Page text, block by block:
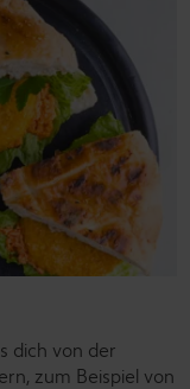
dich von der
zum Beispiel von